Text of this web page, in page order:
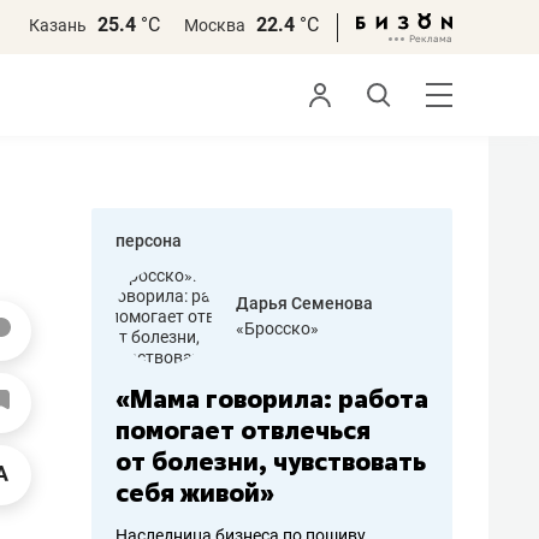
Казань 25.4 °С Москва 22.4 °С
персона
Дарья Семенова
«Бросско»
«Мама говорила: работа
помогает отвлечься
от болезни, чувствовать
себя живой»